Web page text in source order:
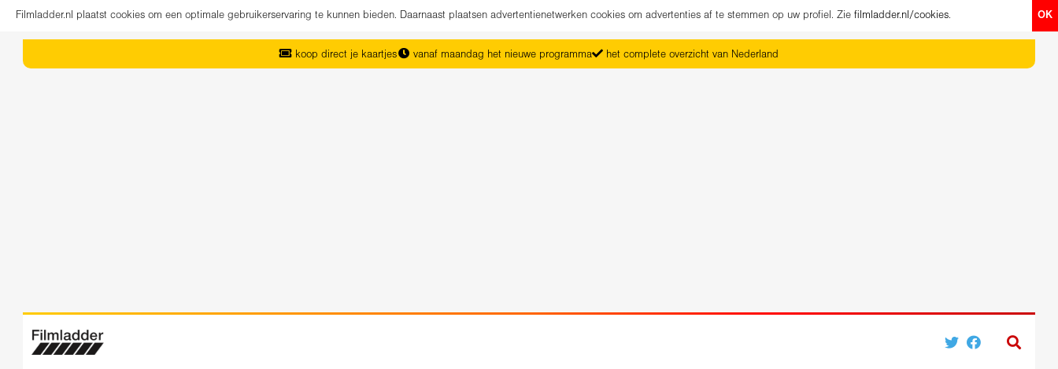
OK
Filmladder.nl plaatst cookies om een optimale gebruikerservaring te kunnen bieden. Daarnaast plaatsen advertentienetwerken cookies om advertenties af te stemmen op uw profiel. Zie filmladder.nl/cookies.
koop direct je kaartjes vanaf maandag het nieuwe programma het complete overzicht van Nederland